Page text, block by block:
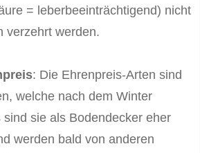
= leberbeeinträchtigend) nicht
verzehrt werden.
: Die Ehrenpreis-Arten sind
welche nach dem Winter
sind sie als Bodendecker eher
werden bald von anderen